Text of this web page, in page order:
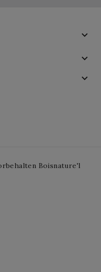



Boisnature'l